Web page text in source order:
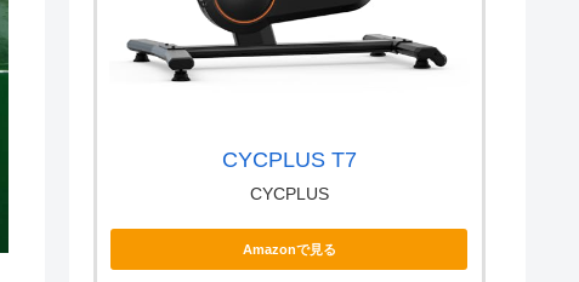
CYCPLUS T7
CYCPLUS
Amazonで見る